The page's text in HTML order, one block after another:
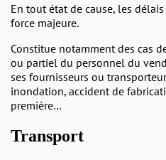
En tout état de cause, les
force majeure.
Constitue notamment des cas
ou partiel du personnel du
ses fournisseurs ou
inondation, accident de
première…
Transport